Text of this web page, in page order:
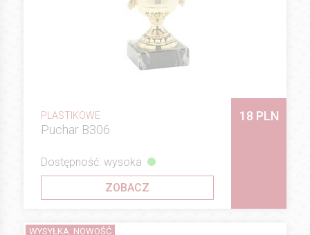
PLASTIKOWE
Puchar B306
18 PLN
Dostępność: wysoka
ZOBACZ
WYSYŁKA: NOWOŚĆ